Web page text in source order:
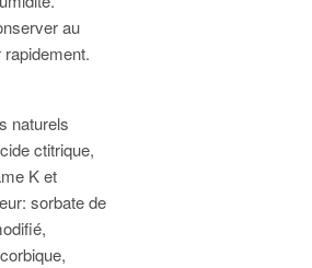
au
naturels
ctitrique,
K et
sorbate de